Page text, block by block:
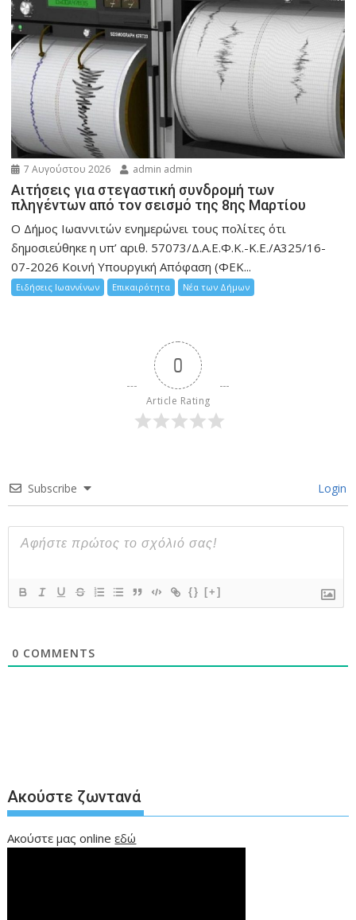
7 Αυγούστου 2026 admin admin
Αιτήσεις για στεγαστική συνδρομή των
πληγέντων από τον σεισμό της 8ης Μαρτίου
Ο Δήμος Ιωαννιτών ενημερώνει τους πολίτες ότι
δημοσιεύθηκε η υπ’ αριθ. 57073/Δ.Α.Ε.Φ.Κ.-Κ.Ε./Α325/16-
07-2026 Κοινή Υπουργική Απόφαση (ΦΕΚ...
Ειδήσεις Ιωαννίνων Επικαιρότητα Νέα των Δήμων
0
Article Rating
Subscribe Login
{} [+]
0 COMMENTS
Ακούστε ζωντανά
Ακούστε μας onlineεδώ